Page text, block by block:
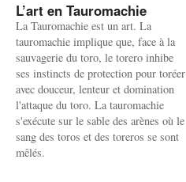
L’art en Tauromachie
La Tauromachie est un art. La
tauromachie implique que, face à la
sauvagerie du toro, le torero inhibe
ses instincts de protection pour toréer
avec douceur, lenteur et domination
l'attaque du toro. La tauromachie
s'exécute sur le sable des arènes où le
sang des toros et des toreros se sont
mêlés.